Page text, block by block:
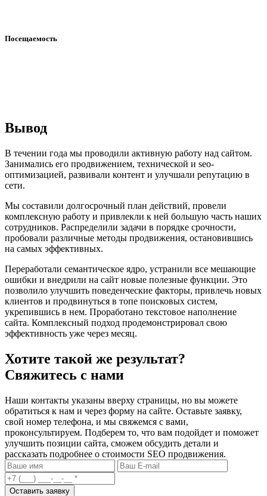
Посещаемость
Вывод
В течении года мы проводили активную работу над сайтом.
Занимались его продвижением, технической и seo-
оптимизацией, развивали контент и улучшали репутацию в
сети.
Мы составили долгосрочный план действий, провели
комплексную работу и привлекли к ней большую часть наших
сотрудников. Распределили задачи в порядке срочности,
пробовали различные методы продвижения, остановившись
на самых эффективных.
Переработали семантическое ядро, устранили все мешающие
ошибки и внедрили на сайт новые полезные функции. Это
позволило улучшить поведенческие факторы, привлечь новых
клиентов и продвинуться в топе поисковых систем,
укрепившись в нем. Проработано текстовое наполнение
сайта. Комплексный подход продемонстрировал свою
эффективность уже через месяц.
Хотите такой же результат?
Свяжитесь с нами
Наши контакты указаны вверху страницы, но вы можете
обратиться к нам и через форму на сайте. Оставьте заявку,
свой номер телефона, и мы свяжемся с вами,
проконсультируем. Подберем то, что вам подойдет и поможет
улучшить позиции сайта, сможем обсудить детали и
рассказать подробнее о стоимости SEO продвижения.
Оставить заявку